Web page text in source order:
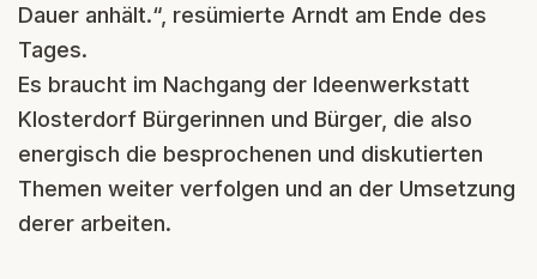
Dauer anhält.“, resümierte Arndt am Ende des
Tages.
Es braucht im Nachgang der Ideenwerkstatt
Klosterdorf Bürgerinnen und Bürger, die also
energisch die besprochenen und diskutierten
Themen weiter verfolgen und an der Umsetzung
derer arbeiten.